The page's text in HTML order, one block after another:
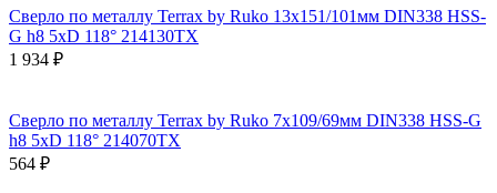
Сверло по металлу Terrax by Ruko 13x151/101мм DIN338 HSS-
G h8 5xD 118° 214130TX
1 934 ₽
Сверло по металлу Terrax by Ruko 7x109/69мм DIN338 HSS-G
h8 5xD 118° 214070TX
564 ₽